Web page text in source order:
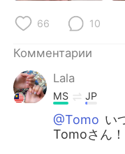
66 10
Комментарии
Lala
MS JP
@Tomo い
Tomoさん